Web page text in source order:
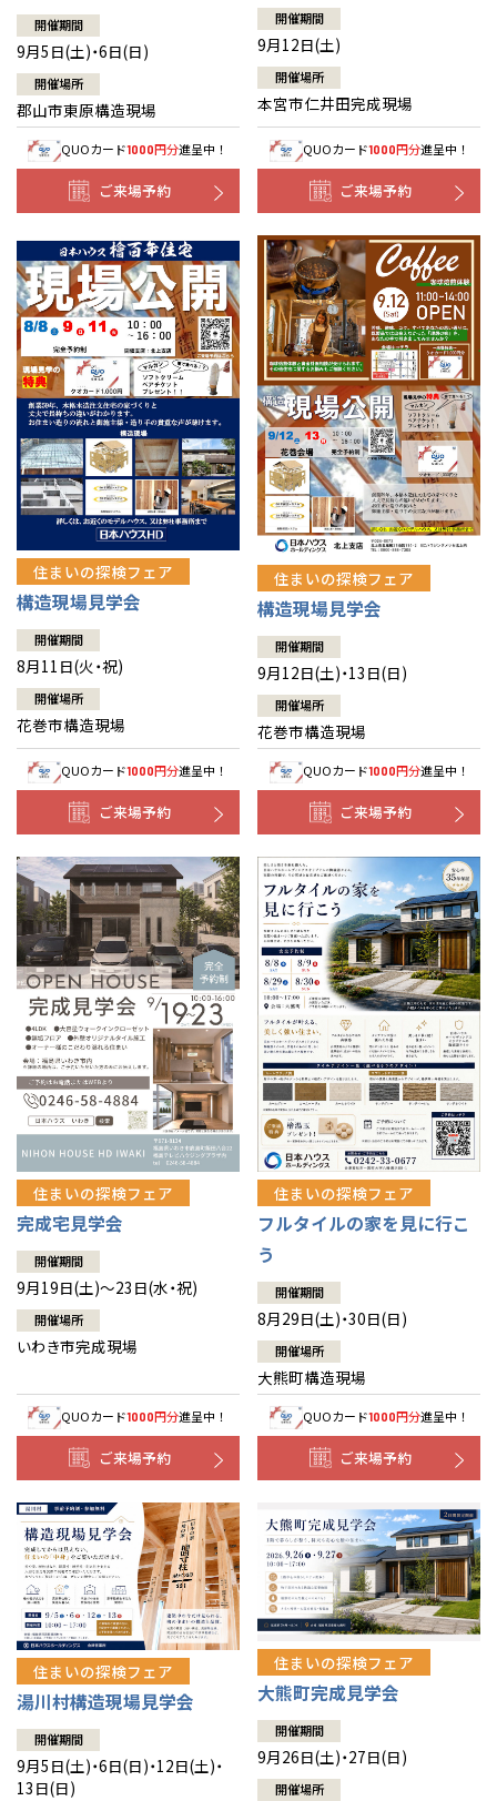
開催期間
9月5日(土)・6日(日)
開催場所
郡山市東原構造現場
QUOカード1000円分進呈中！
ご来場予約
開催期間
9月12日(土)
開催場所
本宮市仁井田完成現場
QUOカード1000円分進呈中！
ご来場予約
住まいの探検フェア
構造現場見学会
開催期間
8月11日(火・祝)
開催場所
花巻市構造現場
QUOカード1000円分進呈中！
ご来場予約
住まいの探検フェア
構造現場見学会
開催期間
9月12日(土)・13日(日)
開催場所
花巻市構造現場
QUOカード1000円分進呈中！
ご来場予約
住まいの探検フェア
完成宅見学会
開催期間
9月19日(土)～23日(水・祝)
開催場所
いわき市完成現場
QUOカード1000円分進呈中！
ご来場予約
住まいの探検フェア
フルタイルの家を見に行こ
う
開催期間
8月29日(土)・30日(日)
開催場所
大熊町構造現場
QUOカード1000円分進呈中！
ご来場予約
住まいの探検フェア
湯川村構造現場見学会
開催期間
9月5日(土)・6日(日)・12日(土)・
13日(日)
住まいの探検フェア
大熊町完成見学会
開催期間
9月26日(土)・27日(日)
開催場所